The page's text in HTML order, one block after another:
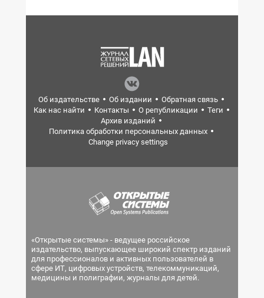
Об издательстве Об издании
Обратная связь
Как нас найти
Контакты О републикации
Теги
Архив изданий
Политика обработки персональных данных
Change privacy settings
«Открытые системы» - ведущее российское
издательство, выпускающее широкий спектр изданий
для профессионалов и активных пользователей в
сфере ИТ, цифровых устройств, телекоммуникаций,
медицины и полиграфии, журналы для детей.